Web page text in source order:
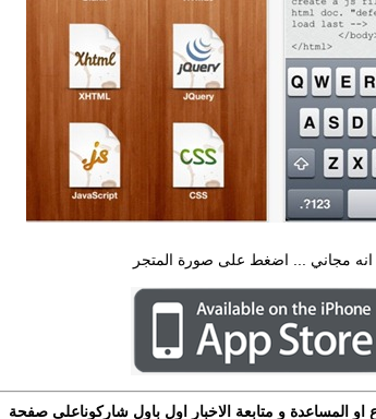
انه مجاني ... اضغط على صورة المتجر
المساعدة و متابعة الاخبار اول باول شاركوناعلى صفحة